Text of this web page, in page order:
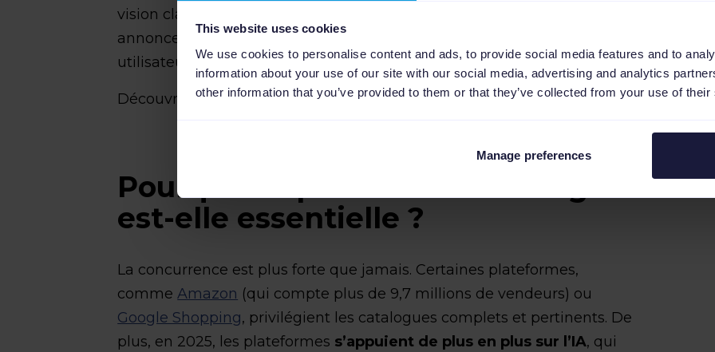
This website uses cookies
We use cookies to personalise content and ads, to provide social media features and to
information about your use of our site with our social media, advertising and analytics
other information that you’ve provided to them or that they’ve collected from your use of
Manage preferences
vision claire et complète de votre offre de produits. Résultat: vos
annonces produits correspondent mieux aux intentions d’achat des
utilisateurs.
Découvrez commentréussir vos campagnes Google Shopping.
Pourquoi l’optimisation catalogue
est-elle essentielle ?
La concurrence est plus forte que jamais. Certaines plateformes,
commeAmazon (qui compte plus de 9,7 millions de vendeurs) ou
Google Shopping, privilégient les catalogues complets et pertinents. De
plus, en 2025, les plateformes s’appuient de plus en plus sur l’IA, qui